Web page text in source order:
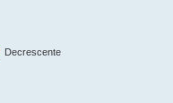
Decrescente